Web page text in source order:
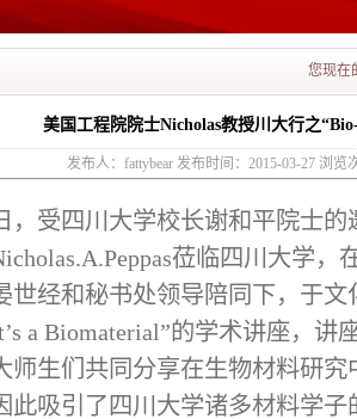
您现在
美国工程院院士Nicholas教授川大行之
发布人：fattybear 发布时间：2015-03-27 浏览
，受四川大学校长谢和平院士
莅临四川大学
世经和秘书处领导陪同下，于
a Biomaterial”的学术讲座，
师生们共同分享在生物材料研
此吸引了四川大学诸多材料学子